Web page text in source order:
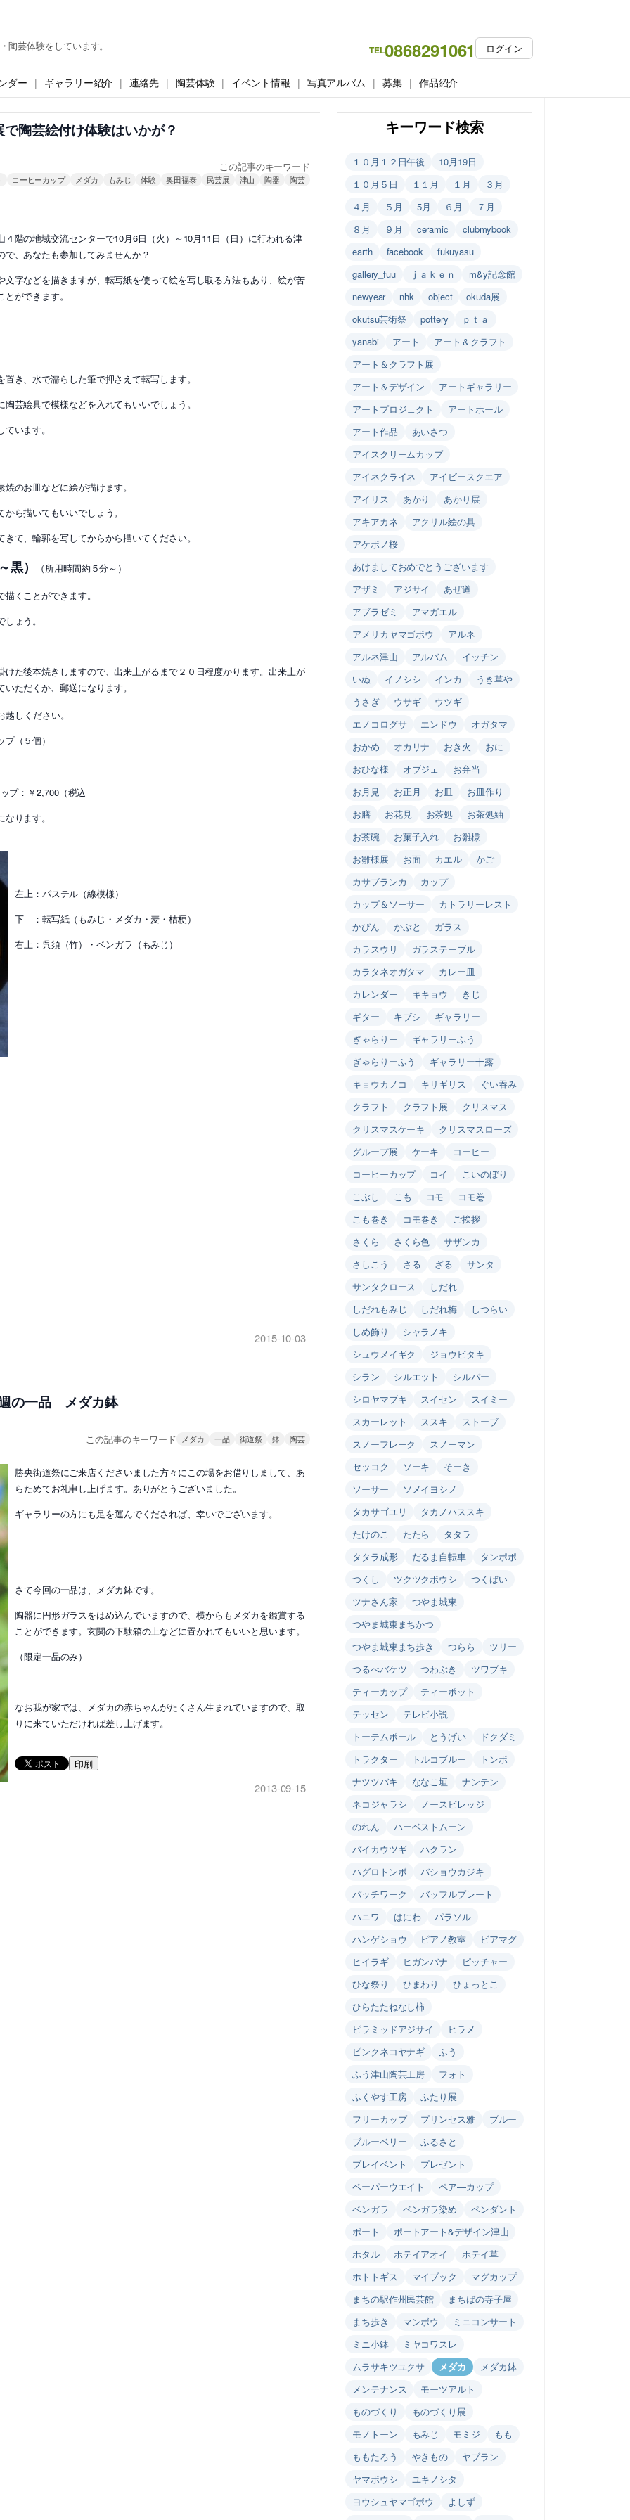
芸体験をしています。 TEL0868291061 ログイン
ダー ギャラリー紹介 連絡先 陶芸体験 イベント情報 写真アルバム 募集 作品紹介
陶芸絵付け体験はいかが？
この記事のキーワード
コーヒーカップ メダカ もみじ 体験 奥田福泰 民芸展 津山 陶器 陶芸
階の地域交流センターで10月6日（火）～10月11日（日）に行われる津
、あなたも参加してみませんか？
字などを描きますが、転写紙を使って絵を写し取る方法もあり、絵が苦
ができます。
き、水で濡らした筆で押さえて転写します。
芸絵具で模様などを入れてもいいでしょう。
います。
のお皿などに絵が描けます。
ら描いてもいいでしょう。
て、輪郭を写してからから描いてください。
黒） （所用時間約５分～）
くことができます。
ょう。
た後本焼きしますので、出来上がるまで２０日程度かります。出来上が
ただくか、郵送になります。
越しください。
（５個）
プ： ￥2,700（税込
ります。
左上：パステル（線模様）
下 ：転写紙（もみじ・メダカ・麦・桔梗）
右上：呉須（竹）・ベンガラ（もみじ）
2015-10-03
の一品 メダカ鉢
この記事のキーワード メダカ 一品 街道祭 鉢 陶芸
勝央街道祭にご来店くださいました方々にこの場をお借りしまして、あ
らためてお礼申し上げます。ありがとうございました。
ギャラリーの方にも足を運んでくだされば、幸いでございます。
さて今回の一品は、メダカ鉢です。
陶器に円形ガラスをはめ込んでいますので、横からもメダカを鑑賞する
ことができます。玄関の下駄箱の上などに置かれてもいいと思います。
（限定一品のみ）
なお我が家では、メダカの赤ちゃんがたくさん生まれていますので、取
りに来ていただければ差し上げます。
印刷
2013-09-15
キーワード検索
１０月１２日午後
10月19日
１０月５日
１１月 １月
３月
４月
５月 5月 ６月
７月
８月
９月 ceramic
clubmybook
earth
facebook
fukuyasu
gallery_fuu
ｊａｋｅｎ
m&y記念館
newyear
nhk object
okuda展
okutsu芸術祭
pottery
ｐｔａ
yanabi
アート
アート＆クラフト
アート＆クラフト展
アート＆デザイン
アートギャラリー
アートプロジェクト
アートホール
アート作品
あいさつ
アイスクリームカップ
アイネクライネ
アイビースクエア
アイリス
あかり
あかり展
アキアカネ
アクリル絵の具
アケボノ桜
あけましておめでとうございます
アザミ
アジサイ
あぜ道
アブラゼミ
アマガエル
アメリカヤマゴボウ
アルネ
アルネ津山
アルバム
イッチン
いぬ
イノシシ インカ
うき草や
うさぎ
ウサギ
ウツギ
エノコログサ
エンドウ
オガタマ
おかめ
オカリナ おき火
おに
おひな様
オブジェ
お弁当
お月見
お正月 お皿
お皿作り
お膳
お花見 お茶処
お茶処紬
お茶碗
お菓子入れ
お雛様
お雛様展
お面 カエル
かご
カサブランカ
カップ
カップ＆ソーサー
カトラリーレスト
かびん
かぶと
ガラス
カラスウリ
ガラステーブル
カラタネオガタマ
カレー皿
カレンダー
キキョウ
きじ
ギター
キブシ
ギャラリー
ぎゃらりー
ギャラリーふう
ぎゃらりーふう
ギャラリー十露
キョウカノコ
キリギリス
ぐい吞み
クラフト
クラフト展
クリスマス
クリスマスケーキ
クリスマスローズ
グループ展
ケーキ
コーヒー
コーヒーカップ
コイ
こいのぼり
こぶし
こも コモ
コモ巻
こも巻き
コモ巻き
ご挨拶
さくら
さくら色
サザンカ
さしこう
さる ざる
サンタ
サンタクロース
しだれ
しだれもみじ
しだれ梅
しつらい
しめ飾り
シャラノキ
シュウメイギク
ジョウビタキ
シラン
シルエット
シルバー
シロヤマブキ
スイセン
スイミー
スカーレット
ススキ
ストーブ
スノーフレーク
スノーマン
セッコク
ソーキ
そーき
ソーサー
ソメイヨシノ
タカサゴユリ
タカノハススキ
たけのこ
たたら
タタラ
タタラ成形
だるま自転車
タンポポ
つくし
ツクツクボウシ
つくばい
ツナさん家
つやま城東
つやま城東まちかつ
つやま城東まち歩き
つらら
ツリー
つるべバケツ
つわぶき
ツワブキ
ティーカップ
ティーポット
テッセン
テレビ小説
トーテムポール
とうげい
ドクダミ
トラクター
トルコブルー
トンボ
ナツツバキ
ななこ垣
ナンテン
ネコジャラシ
ノースビレッジ
のれん
ハーベストムーン
バイカウツギ
ハクラン
ハグロトンボ
バショウカジキ
パッチワーク
バッフルプレート
ハニワ
はにわ
パラソル
ハンゲショウ
ピアノ教室
ビアマグ
ヒイラギ
ヒガンバナ
ピッチャー
ひな祭り
ひまわり
ひょっとこ
ひらたたねなし柿
ピラミッドアジサイ
ヒラメ
ピンクネコヤナギ
ふう
ふう津山陶芸工房
フォト
ふくやす工房
ふたり展
フリーカップ
プリンセス雅
ブルー
ブルーベリー
ふるさと
プレイベント
プレゼント
ペーパーウエイト
ペア―カップ
ベンガラ
ベンガラ染め
ペンダント
ポート
ポートアート&デザイン津山
ホタル
ホテイアオイ
ホテイ草
ホトトギス
マイブック
マグカップ
まちの駅作州民芸館
まちばの寺子屋
まち歩き
マンボウ
ミニコンサート
ミニ小鉢
ミヤコワスレ
ムラサキツユクサ
メダカ
メダカ鉢
メンテナンス
モーツアルト
ものづくり
ものづくり展
モノトーン
もみじ モミジ
もも
ももたろう
やきもの
ヤブラン
ヤマボウシ
ユキノシタ
ヨウシュヤマゴボウ
よしず